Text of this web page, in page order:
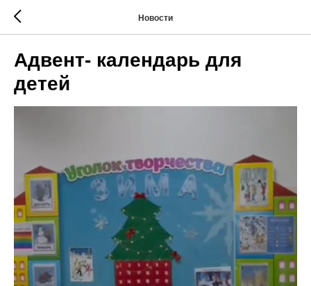
Новости
Адвент- календарь для
детей